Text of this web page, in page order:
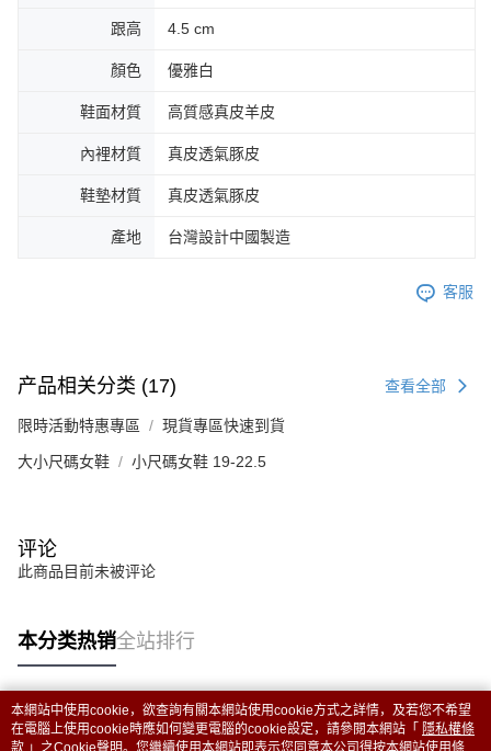
跟高 4.5 cm
顏色 優雅白
鞋面材質 高質感真皮羊皮
內裡材質 真皮透氣豚皮
鞋墊材質 真皮透氣豚皮
產地 台灣設計中國製造
客服
产品相关分类 (17) 查看全部
限時活動特惠專區 現貨專區快速到貨
大小尺碼女鞋 小尺碼女鞋 19-22.5
评论
此商品目前未被评论
本分类热销全站排行
热门标签
本網站中使用cookie，欲查詢有關本網站使用cookie方式之詳情，及若您不希望
在電腦上使用cookie時應如何變更電腦的cookie設定，請參閱本網站「 隱私權條
款 」之Cookie聲明。您繼續使用本網站即表示您同意本公司得按本網站使用條款